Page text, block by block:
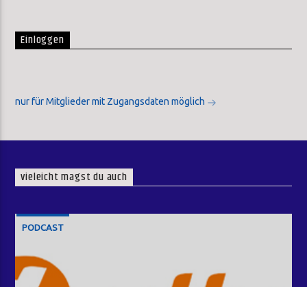
Einloggen
nur für Mitglieder mit Zugangsdaten möglich
vieleicht magst du auch
PODCAST